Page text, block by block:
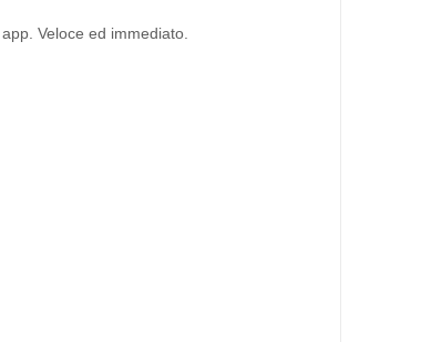
Veloce ed immediato.